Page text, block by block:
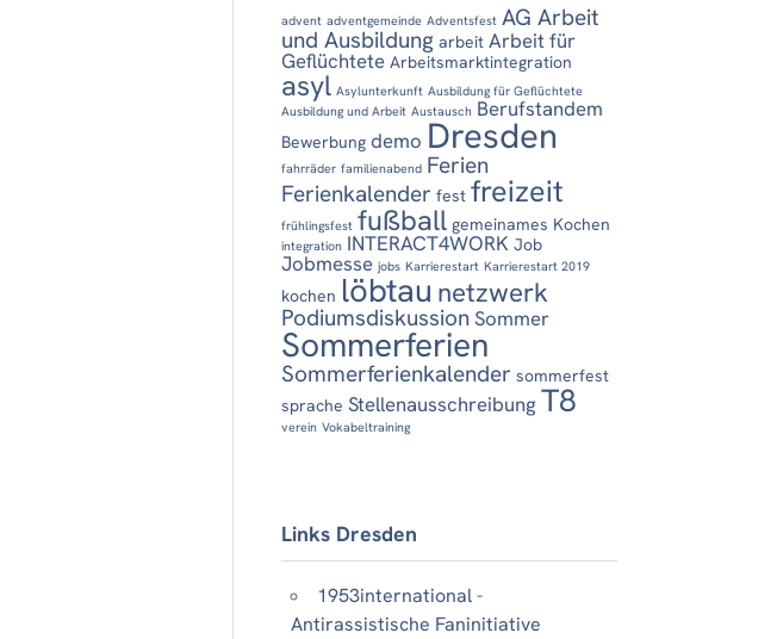
advent adventgemeinde Adventsfest AG Arbeit
und Ausbildung arbeit Arbeit für
Geflüchtete Arbeitsmarktintegration
asyl Asylunterkunft Ausbildung für Geflüchtete
Ausbildung und Arbeit Austausch Berufstandem
Bewerbung demo Dresden
fahrräder familienabend Ferien
Ferienkalender fest freizeit
frühlingsfest fußball gemeinames Kochen
integration INTERACT4WORK Job
Jobmesse jobs Karrierestart Karrierestart 2019
kochen löbtau netzwerk
PodiumsdiskussionSommer
Sommerferien
Sommerferienkalender sommerfest
sprache Stellenausschreibung T8
verein Vokabeltraining
Links Dresden
1953international -
Antirassistische Faninitiative